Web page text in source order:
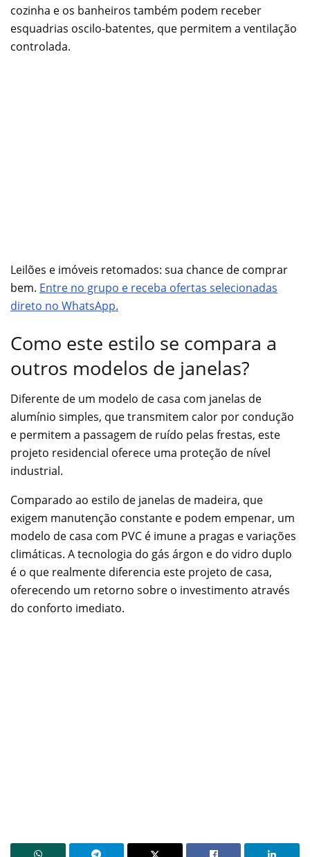
cozinha e os banheiros também podem receber
esquadrias oscilo-batentes, que permitem a ventilação
controlada.
Leilões e imóveis retomados: sua chance de comprar
bem. Entre no grupo e receba ofertas selecionadas
direto no WhatsApp.
Como este estilo se compara a
outros modelos de janelas?
Diferente de um modelo de casa com janelas de
alumínio simples, que transmitem calor por condução
e permitem a passagem de ruído pelas frestas, este
projeto residencial oferece uma proteção de nível
industrial.
Comparado ao estilo de janelas de madeira, que
exigem manutenção constante e podem empenar, um
modelo de casa com PVC é imune a pragas e variações
climáticas. A tecnologia do gás árgon e do vidro duplo
é o que realmente diferencia este projeto de casa,
oferecendo um retorno sobre o investimento através
do conforto imediato.